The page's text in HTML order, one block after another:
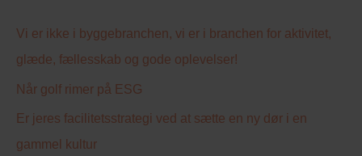
fVi er ikke i byggebranchen, vi er i branchen for aktivitet,
glæde, fællesskab og gode oplevelser!
Når golf rimer på ESG
Er jeres facilitetsstrategi ved at sætte en ny dør i en
gammel kultur